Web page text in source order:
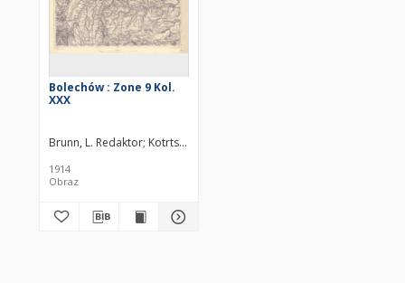
Bolechów : Zone 9 Kol.
XXX
Brunn, L. Redaktor Kotrtsch, F. Redaktor
1914
Obraz